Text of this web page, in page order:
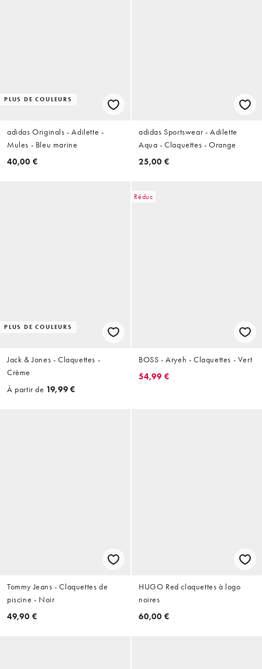
PLUS DE COULEURS
adidas Originals - Adilette -
Mules - Bleu marine
40,00 €
adidas Sportswear - Adilette
Aqua - Claquettes - Orange
25,00 €
PLUS DE COULEURS
Jack & Jones - Claquettes -
Crème
À partir de 19,99 €
Réduc
BOSS - Aryeh - Claquettes - Vert
54,99 €
Tommy Jeans - Claquettes de
piscine - Noir
49,90 €
HUGO Red claquettes à logo
noires
60,00 €